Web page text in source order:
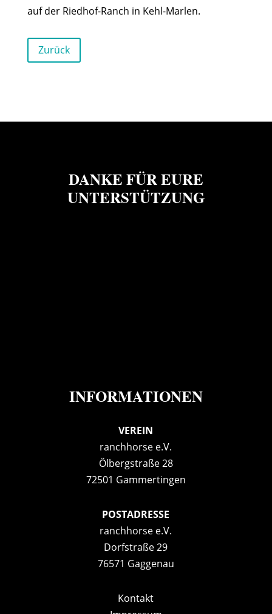
auf der Riedhof-Ranch in Kehl-Marlen.
Zurück
DANKE FÜR EURE
UNTERSTÜTZUNG
INFORMATIONEN
VEREIN
ranchhorse e.V.
Ölbergstraße 28
72501 Gammertingen
POSTADRESSE
ranchhorse e.V.
Dorfstraße 29
76571 Gaggenau
Kontakt